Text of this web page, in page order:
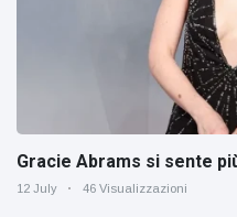
Gracie Abrams si sente
12 July 46 Visualizzazioni